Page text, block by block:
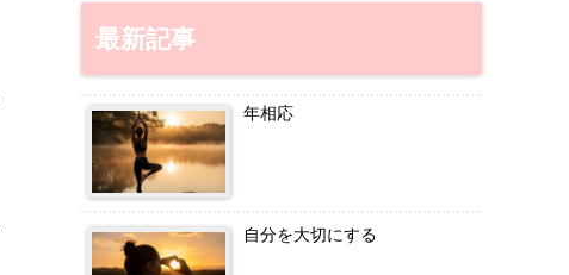
a
gr
a
m
tt
er
u
b
e
C
h
最新記事
年相応
自分を大切にする